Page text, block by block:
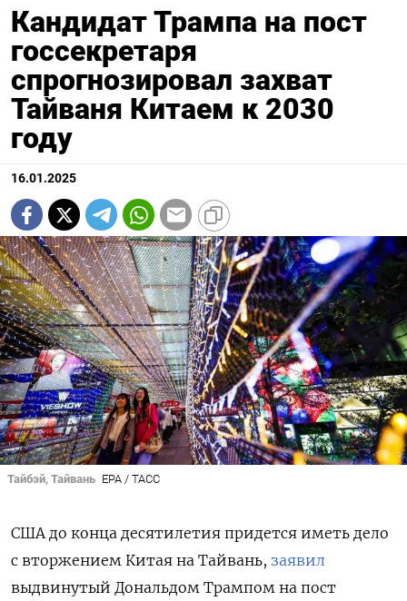
Кандидат Трампа на пост
госсекретаря
спрогнозировал захват
Тайваня Китаем к 2030
году
16.01.2025
Тайбэй, Тайвань EPA / ТАСС
США до конца десятилетия придется иметь дело
с вторжением Китая на Тайвань, заявил
выдвинутый Дональдом Трампом на пост